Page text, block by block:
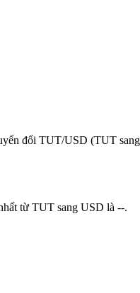
đổi TUT/USD (TUT
từ TUT sang USD là --.